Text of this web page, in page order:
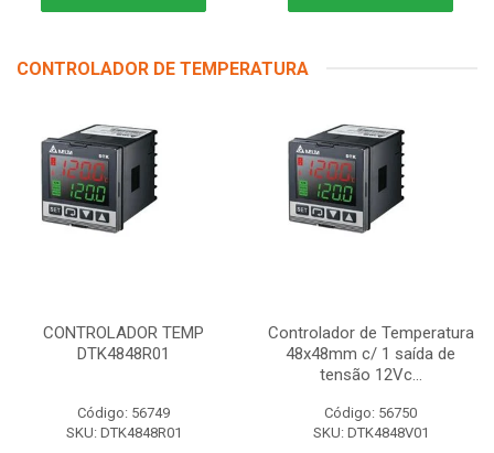
CONTROLADOR DE TEMPERATURA
CONTROLADOR TEMP
DTK4848R01
Código: 56749
SKU: DTK4848R01
Controlador de Temperatura
48x48mm c/ 1 saída de
tensão 12Vc...
Código: 56750
SKU: DTK4848V01